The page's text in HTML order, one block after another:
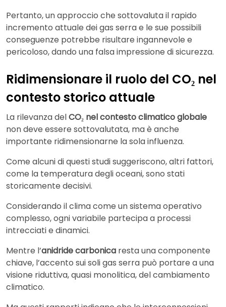
Pertanto, un approccio che sottovaluta il rapido
incremento attuale dei gas serra e le sue possibili
conseguenze potrebbe risultare ingannevole e
pericoloso, dando una falsa impressione di sicurezza.
Ridimensionare il ruolo del CO₂ nel
contesto storico attuale
La rilevanza delCO₂ nel contesto climatico globale
non deve essere sottovalutata, ma è anche
importante ridimensionarne la sola influenza.
Come alcuni di questi studi suggeriscono, altri fattori,
come la temperatura degli oceani, sono stati
storicamente decisivi.
Considerando il clima come un sistema operativo
complesso, ogni variabile partecipa a processi
intrecciati e dinamici.
Mentre l’anidride carbonica resta una componente
chiave, l’accento sui soli gas serra può portare a una
visione riduttiva, quasi monolitica, del cambiamento
climatico.